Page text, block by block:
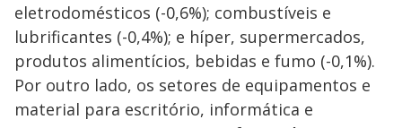
eletrodomésticos (-0,6%); combustíveis e
lubrificantes (-0,4%); e híper, supermercados,
produtos alimentícios, bebidas e fumo (-0,1%).
Por outro lado, os setores de equipamentos e
material para escritório, informática e